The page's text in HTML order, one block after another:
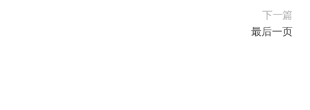
下一篇
最后一页